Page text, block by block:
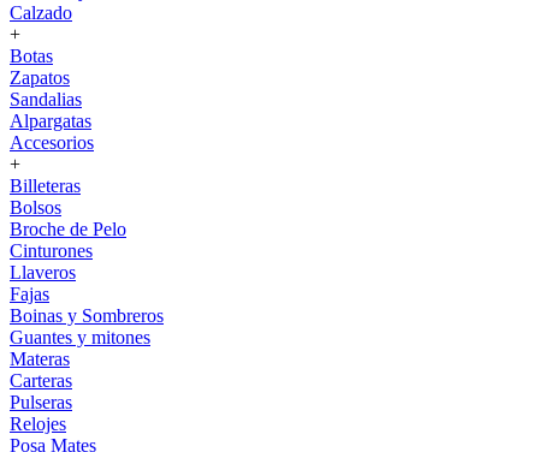
Calzado
+
Botas
Zapatos
Sandalias
Alpargatas
Accesorios
+
Billeteras
Bolsos
Broche de Pelo
Cinturones
Llaveros
Fajas
Boinas y Sombreros
Guantes y mitones
Materas
Carteras
Pulseras
Relojes
Posa Mates